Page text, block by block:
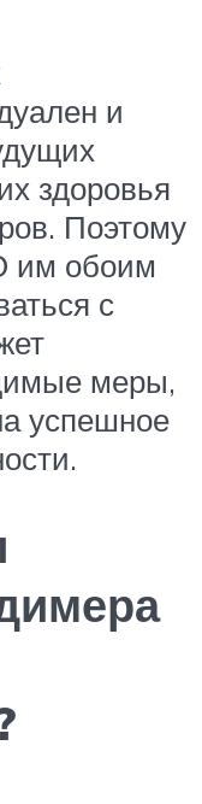
и
здоровья
Поэтому
им обоим
с
меры,
успешное